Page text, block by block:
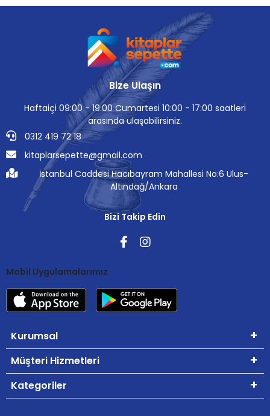
Bize Ulaşın
Haftaiçi 09:00 - 19:00 Cumartesi 10:00 - 17:00 saatleri
arasında ulaşabilirsiniz.
0312 419 72 18
kitaplarsepette@gmail.com
İstanbul Caddesi Hacıbayram Mahallesi No:6 Ulus-
Altındağ/Ankara
Bizi Takip Edin
Mobil Uygulamalarımız
Kurumsal
Müşteri Hizmetleri
Kategoriler